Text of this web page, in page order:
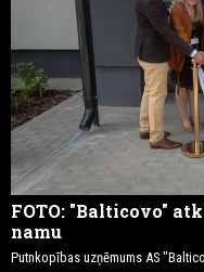
FOTO: "Balticovo"
namu
Putnkopības uzņēmums AS